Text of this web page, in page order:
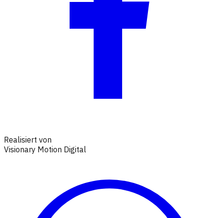
Realisiert von
Visionary Motion Digital